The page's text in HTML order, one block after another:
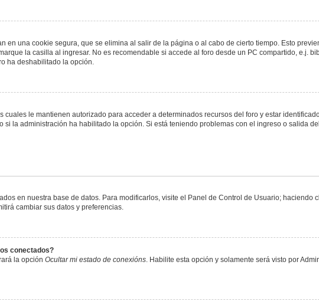
en una cookie segura, que se elimina al salir de la página o al cabo de cierto tiempo. Esto
la casilla al ingresar. No es recomendable si accede al foro desde un PC compartido, e.j.
ha deshabilitado la opción.
le mantienen autorizado para acceder a determinados recursos del foro y estar
la administración ha habilitado la opción. Si está teniendo problemas con el ingreso o salida
en nuestra base de datos. Para modificarlos, visite el Panel de Control de Usuario; haciendo
cambiar sus datos y preferencias.
conectados?
la opción Ocultar mi estado de conexións. Habilite esta opción y solamente será visto por